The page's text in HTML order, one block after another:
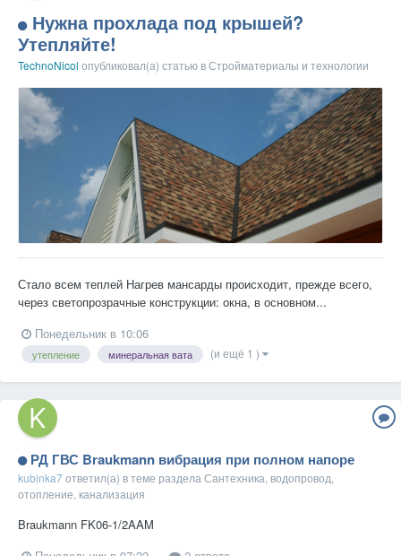
Нужна прохлада под крышей?
Утепляйте!
TechnoNicol опубликовал(а) статью вСтройматериалы и технологии
Стало всем теплей Нагрев мансарды происходит, прежде всего,
через светопрозрачные конструкции: окна, в основном...
Понедельник в 10:06
утепление минеральная вата (и ещё 1 )
РД ГВС Braukmann вибрация при полном напоре
kubinka7ответил(а) в теме раздела Сантехника, водопровод,
отопление, канализация
Braukmann FK06-1/2AAM